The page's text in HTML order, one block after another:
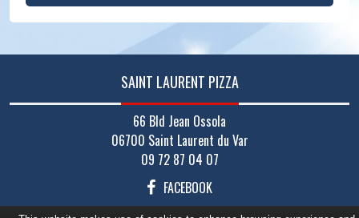
SAINT LAURENT PIZZA
66 Bld Jean Ossola
06700 Saint Laurent du Var
09 72 87 04 07
FACEBOOK